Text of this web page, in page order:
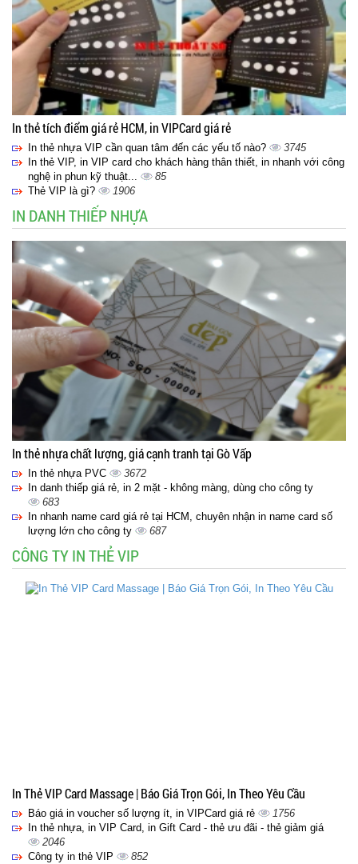
In thẻ tích điểm giá rẻ HCM, in VIPCard giá rẻ
In thẻ nhựa VIP cần quan tâm đến các yếu tố nào?
3745
In thẻ VIP, in VIP card cho khách hàng thân thiết, in nhanh với công
nghệ in phun kỹ thuật...
85
Thẻ VIP là gì?
1906
IN DANH THIẾP NHỰA
In thẻ nhựa chất lượng, giá cạnh tranh tại Gò Vấp
In thẻ nhựa PVC
3672
In danh thiếp giá rẻ, in 2 mặt - không màng, dùng cho công ty
683
In nhanh name card giá rẻ tại HCM, chuyên nhận in name card số
lượng lớn cho công ty
687
CÔNG TY IN THẺ VIP
In Thẻ VIP Card Massage | Báo Giá Trọn Gói, In Theo Yêu Cầu
Báo giá in voucher số lượng ít, in VIPCard giá rẻ
1756
In thẻ nhựa, in VIP Card, in Gift Card - thẻ ưu đãi - thẻ giảm giá
2046
Công ty in thẻ VIP
852